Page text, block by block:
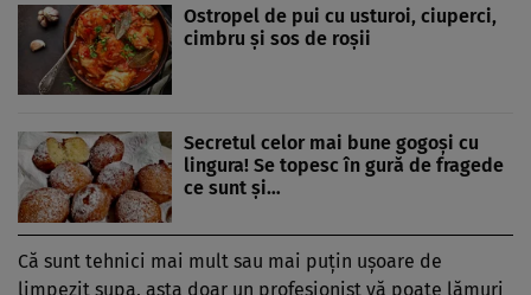
Ostropel de pui cu usturoi, ciuperci,
cimbru şi sos de roşii
Secretul celor mai bune gogoși cu
lingura! Se topesc în gură de fragede
ce sunt și…
Că sunt tehnici mai mult sau mai puțin ușoare de
limpezit supa, asta doar un profesionist vă poate lămuri